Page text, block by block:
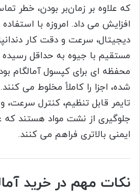
که علاوه بر زمان‌بر بودن، خطر
افزایش می داد. امروزه با استفاده
دیجیتال، سرعت و دقت کار
مستقیم با جیوه به حداقل
محفظه ای برای کپسول آمالگام
شده، اجزا را کاملاً مخلوط می
تایمر قابل تنظیم، کنترل
جلوگیری از نشت مواد هستند که
ایمنی بالاتری فراهم می کنند.
نکات مهم در خرید